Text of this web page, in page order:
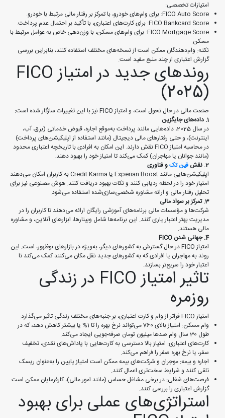
امتیازات تخصصی:
FICO Auto Score: برای وام‌های خودرو، با تمرکز بر رفتار مالی مرتبط با خودرو.
FICO Bankcard Score: برای کارت‌های اعتباری، با تأکید بر احتمال عدم پرداخت.
FICO Mortgage Score: برای وام‌های مسکن، با وزن‌دهی خاص به عوامل مرتبط با
مسکن.
نکته: وام‌دهندگان ممکن است از نسخه‌های مختلف استفاده کنند، بنابراین بررسی
گزارش اعتباری از چند منبع مفید است.
روندهای جدید در امتیاز FICO
(2025)
صنعت مالی در حال تحول است، و امتیاز FICO نیز با این تغییرات سازگار شده است:
1. داده‌های جایگزین
در سال 2025، داده‌هایی مانند پرداخت به‌موقع اجاره، قبوض خدماتی (برق، آب،
اینترنت)، و حتی رفتارهای مالی دیجیتال (مانند استفاده از اپلیکیشن‌های پرداخت)
در محاسبه امتیاز FICO نقش دارند. این امکان به افرادی با تاریخچه اعتباری محدود
(مانند جوانان یا مهاجران) کمک می‌کند تا امتیاز خود را بهبود دهند.
2. نقش
فین‌ تکو فناوری
اپلیکیشن‌هایی مانند Experian Boost یا Credit Karma به کاربران امکان می‌دهند
امتیاز خود را در لحظه ردیابی کنند و نکات بهبود دریافت کنند. هوش مصنوعی نیز برای
تحلیل رفتار مالی و ارائه مشاوره شخصی‌سازی‌شده استفاده می‌شود.
3. تمرکز بر سواد مالی
شرکت‌ها و مؤسسات مالی برنامه‌های آموزشی رایگان ارائه می‌دهند تا کاربران را در
مدیریت بهتر اعتبار یاری کنند. این برنامه‌ها شامل وبینارها، ابزارهای آنلاین، و مشاوره
مالی هستند.
4. جهانی شدن FICO
امتیاز FICO در حال گسترش به کشورهای دیگر، به‌ویژه در بازارهای نوظهور، است. این
روند به مهاجران یا افرادی که به کشورهای جدید نقل مکان می‌کنند کمک می‌کند تا
اعتبار خود را سریع‌تر بسازند.
تاثیر امتیاز FICO در زندگی
روزمره
امتیاز FICO فراتر از وام و کارت اعتباری، بر جنبه‌های مختلف زندگی تاثیر می‌گذارد:
وام مسکن: امتیاز بالای 760 می‌تواند نرخ بهره را تا 1% یا بیشتر کاهش دهد، که در
طول 30 سال وام صدها میلیون تومان صرفه‌جویی ایجاد می‌کند.
کارت‌های اعتباری: امتیاز بالا دسترسی به کارت‌هایی با پاداش‌های نقدی، تخفیف
سفر، یا نرخ بهره صفر را فراهم می‌کند.
اجاره و بیمه: موجران و شرکت‌های بیمه ممکن است امتیاز پایین را به‌عنوان ریسک
تلقی کنند و شرایط سخت‌تری اعمال کنند.
فرصت‌های شغلی: در برخی مشاغل حساس (مانند امور مالی)، کارفرمایان ممکن است
گزارش اعتباری را بررسی کنند.
استراتژی‌های عملی برای بهبود